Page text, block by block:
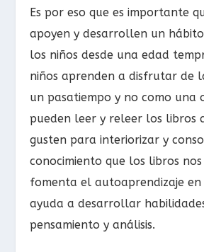
Es por eso que es importante
apoyen y desarrollen un
los niños desde una edad
niños aprenden a disfrutar de
un pasatiempo y no como una
pueden leer y releer los libros
gusten para interiorizar y
conocimiento que los libros
fomenta el autoaprendizaje en
ayuda a desarrollar
pensamiento y análisis.